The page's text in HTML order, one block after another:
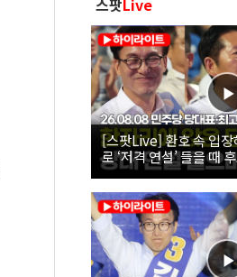
스팟Live
[스팟Live] 환호 속 입장
로 ‘저격 연설’ 들을 때
26.08.08 더불어민주당
보 인천 합동연설회